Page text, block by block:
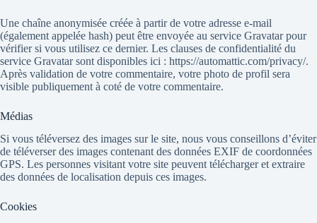
Une chaîne anonymisée créée à partir de votre adresse e-mail
(également appelée hash) peut être envoyée au service Gravatar pour
vérifier si vous utilisez ce dernier. Les clauses de confidentialité du
service Gravatar sont disponibles ici : https://automattic.com/privacy/.
Après validation de votre commentaire, votre photo de profil sera
visible publiquement à coté de votre commentaire.
Médias
Si vous téléversez des images sur le site, nous vous conseillons d’éviter
de téléverser des images contenant des données EXIF de coordonnées
GPS. Les personnes visitant votre site peuvent télécharger et extraire
des données de localisation depuis ces images.
Cookies